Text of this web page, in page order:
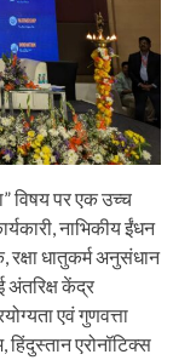
विषय पर एक उच्च
नाभिकीय ईंधन
धातुकर्म अनुसंधान
अंतरिक्ष केंद्र
एवं गुणवत्ता
एरोनॉटिक्स